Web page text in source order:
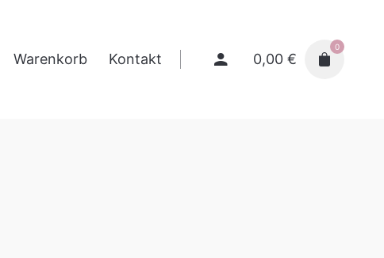
Warenkorb Kontakt 0,00 €
0